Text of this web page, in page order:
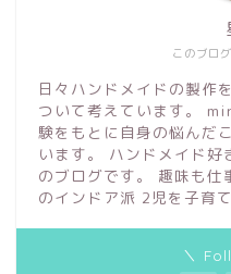
このブロ
日々ハンドメイドの製作
ついて考えています。
験をもとに自身の悩んだ
います。 ハンドメイド好
のブログです。 趣味も仕
のインドア派 2児を子育
＼